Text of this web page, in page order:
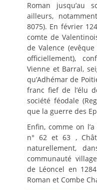
Roman jusqu’au
ailleurs,
8075). En février
comte de
de Valence
officiellement),
Vienne et Barral,
qu’Adhémar de
franc fief de l’élu
société féodale
que la guerre des
Enfin, comme on
n° 62 et 63 ,
naturellement,
communauté
de Léoncel en
Roman et Combe